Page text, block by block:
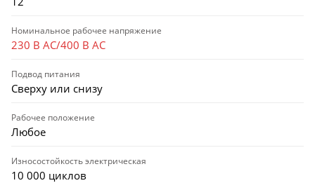
Номинальное рабочее напряжение
230 В AC/400 В AC
Подвод питания
Сверху или снизу
Рабочее положение
Любое
Износостойкость электрическая
10 000 циклов